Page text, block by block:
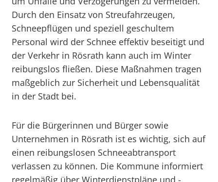
Durch den Einsatz von Streufahrzeugen,
Schneepflügen und speziell geschultem
Personal wird der Schnee effektiv beseitigt und
der Verkehr in Rösrath kann auch im Winter
reibungslos fließen. Diese Maßnahmen tragen
maßgeblich zur Sicherheit und Lebensqualität
in der Stadt bei.
Für die Bürgerinnen und Bürger sowie
Unternehmen in Rösrath ist es wichtig, sich auf
einen reibungslosen Schneeabtransport
verlassen zu können. Die Kommune informiert
regelmäßig über Winterdienstpläne und -